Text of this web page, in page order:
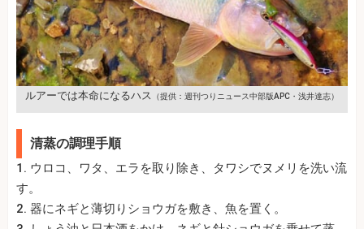
ルアーでは本命になるハス （提供：週刊つりニュース中部版APC・浅井達志）
清蒸の調理手順
1. ウロコ、ワタ、エラを取り除き、タワシでヌメリを洗い流
す。
2. 器にネギと薄切りショウガを敷き、魚を置く。